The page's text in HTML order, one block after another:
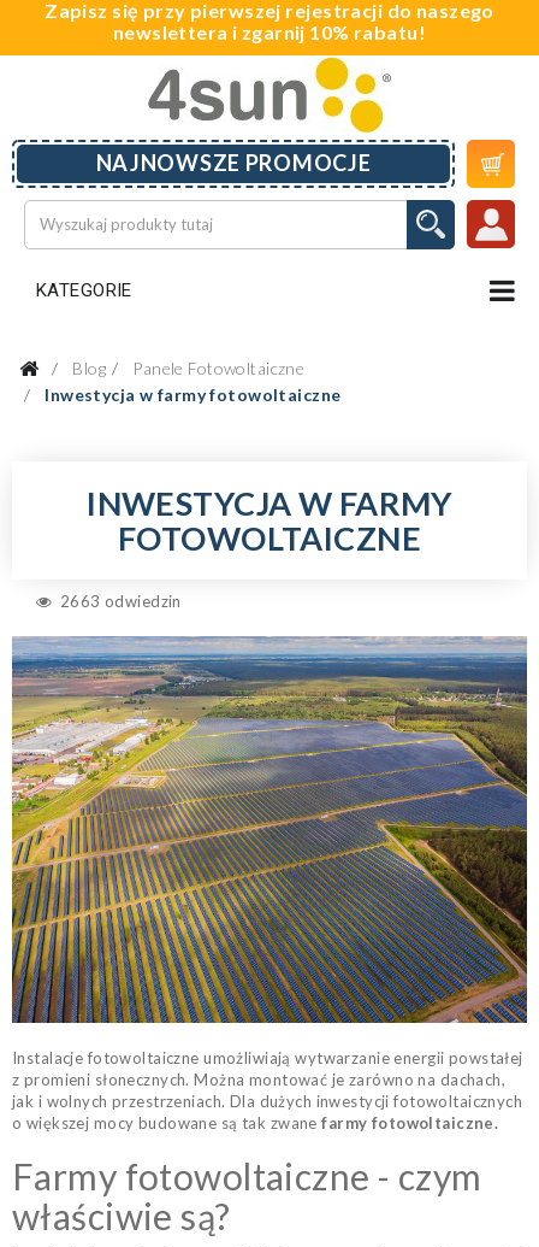
Zapisz się przy pierwszej rejestracji do naszego
newslettera i zgarnij 10% rabatu!
KATEGORIE
NAJNOWSZE PROMOCJE 
Blog
Panele Fotowoltaiczne
Inwestycja w farmy fotowoltaiczne
INWESTYCJA W FARMY
FOTOWOLTAICZNE
2663 odwiedzin
Instalacje fotowoltaiczne umożliwiają wytwarzanie energii powstałej
z promieni słonecznych. Można montować je zarówno na dachach,
jak i wolnych przestrzeniach. Dla dużych inwestycji fotowoltaicznych
o większej mocy budowane są tak zwanefarmy fotowoltaiczne.
Farmy fotowoltaiczne - czym
właściwie są?